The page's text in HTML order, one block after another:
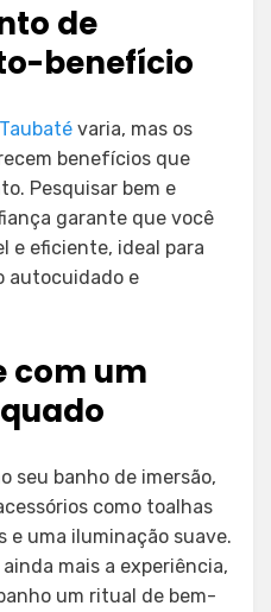
de
benefício
varia, mas os
benefícios que
Pesquisar bem e
garante que você
e eficiente, ideal para
autocuidado e
com um
seu banho de imersão,
como toalhas
e uma iluminação suave.
mais a experiência,
um ritual de bem-